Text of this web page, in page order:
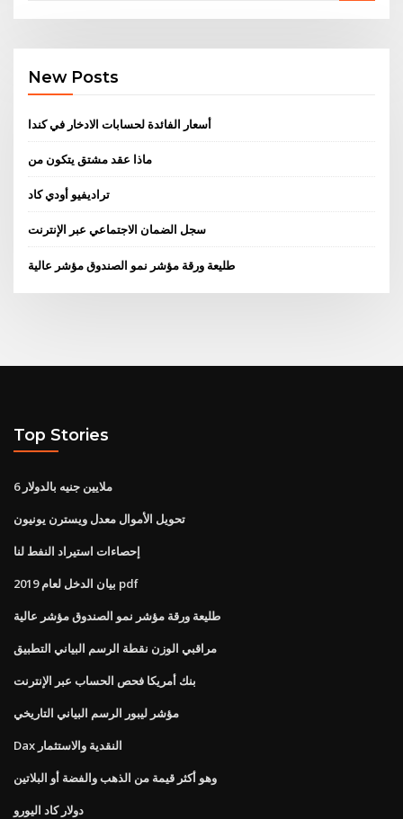
New Posts
أسعار الفائدة لحسابات الادخار في كندا
ماذا عقد مشتق يتكون من
تراديفيو أودي كاد
سجل الضمان الاجتماعي عبر الإنترنت
طليعة ورقة مؤشر نمو الصندوق مؤشر عالية
Top Stories
6 ملايين جنيه بالدولار
تحويل الأموال معدل ويسترن يونيون
إحصاءات استيراد النفط لنا
بيان الدخل لعام 2019 pdf
طليعة ورقة مؤشر نمو الصندوق مؤشر عالية
مراقبي الوزن نقطة الرسم البياني التطبيق
بنك أمريكا فحص الحساب عبر الإنترنت
مؤشر ليبور الرسم البياني التاريخي
Dax النقدية والاستثمار
وهو أكثر قيمة من الذهب والفضة أو البلاتين
دولار كاد اليورو